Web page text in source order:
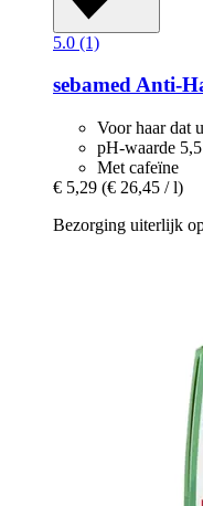
5.0 (1)
sebamedAnti-​
Voor haar dat
pH-waarde 5,5
Met cafeïne
€ 5,29 (€ 26,45 / l)
Bezorging uiterlijk